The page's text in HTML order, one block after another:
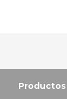
Productos